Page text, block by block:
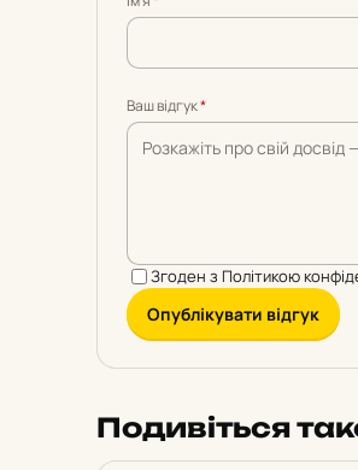
5
5
5
Ваш відгук*
Згоден з Політикою
Опублікувати відгук
Подивіться